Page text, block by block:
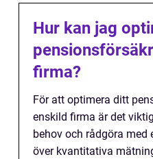
Hur kan jag
firma?
För att optimera ditt
enskild firma är det
behov och rådgöra med
över kvantitativa